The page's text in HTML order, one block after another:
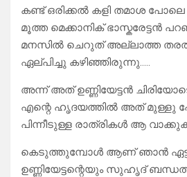
കണ്ട് ഒരിക്കൽ കളി തമാശ
മൂത്ത മെക്കാനിക് ഭാസ്കരേട്ടൻ
മനസിൽ ചെറുത് അല്ലാത്ത
ഏല്പിച്ചു കഴിഞ്ഞിരുന്നു…..
അന്ന് അത് ഉണ്ണിയേട്ടൻ
എന്റെ ഹൃദയത്തിൽ അത് മുള്ളു
പിന്നീടുള്ള രാത്രികൾ ആ
കെടുത്തുമ്പോൾ ആണ് ഞാൻ
ഉണ്ണിയേട്ടന്റെയും സുഹൃദ്